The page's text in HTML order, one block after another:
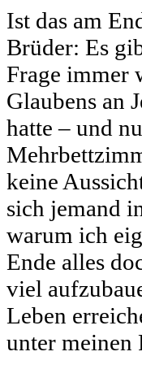
Ist das am
Brüder: Es
Frage immer
Glaubens an
hatte – und
keine
sich jemand
warum ich
Ende alles
viel
Leben
unter meinen